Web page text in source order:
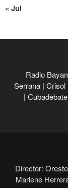
« Jul
Radio
Serrana | Crisol
| Cubadebate
Director:
Marlene